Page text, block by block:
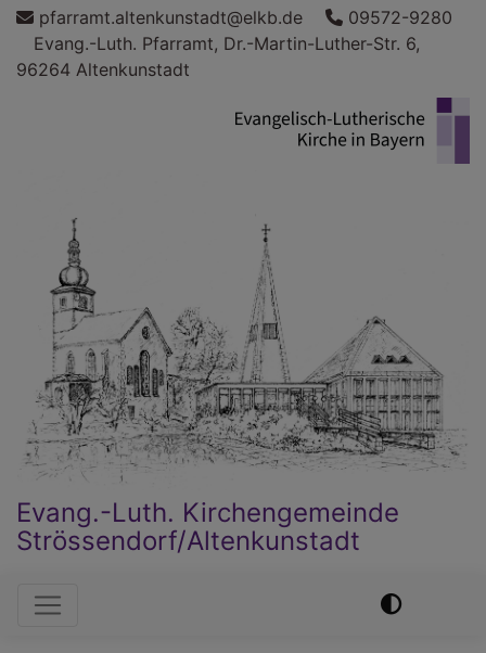
Direkt
Inhalt
pfarramt.altenkunstadt@elkb.de
09572-9280
Evang.-Luth. Pfarramt, Dr.-Martin-Luther-Str. 6,
96264 Altenkunstadt
Evang.-Luth. Kirchengemeinde
Strössendorf/Altenkunstadt
Hauptnavigation